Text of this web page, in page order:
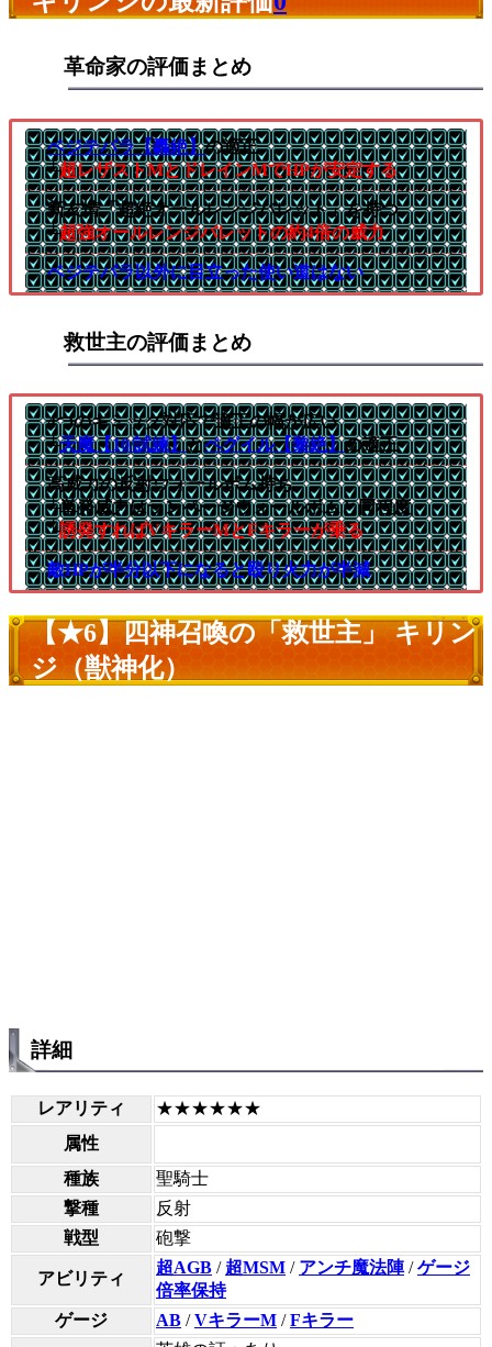
革命家の評価まとめ
ベジテパラ【轟絶】の適正
└超レザストMとドレインMでHPが安定する
新友情「超絶オールレンジバレット」を持つ
└超強オールレンジバレットの約4倍の威力
ベジテパラ以外に目立った使い道はない
救世主の評価まとめ
4つのギミック対応で適正の幅が広い
└天魔【10/試練】とペグイル【黎絶】の適正
高威力の反射ウォールボム持ち
└単発威力はランページウォールボムと同程度
└誘発すればVキラーMとFキラーが乗る
敵HPが半分以下になると殴り火力が半減
【★6】四神召喚の「救世主」 キリン
ジ（獣神化）
詳細
レアリティ
★★★★★★
属性
種族
聖騎士
撃種
反射
戦型
砲撃
アビリティ
超AGB / 超MSM / アンチ魔法陣/ゲージ
倍率保持
ゲージ
AB /VキラーM /Fキラー